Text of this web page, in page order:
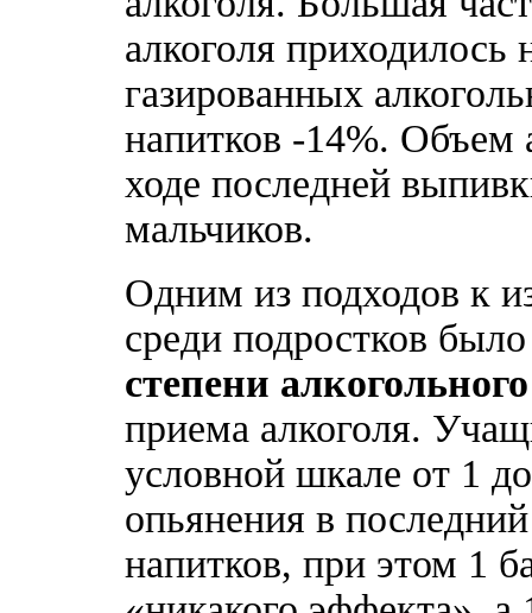
алкоголя
газированных
напитков -14%. Объем
ходе последней
мальчиков.
Одним из подходов к
среди подростков
степени
приема алкоголя.
условной шкале от 1
опьянения в
напитков, при этом 1